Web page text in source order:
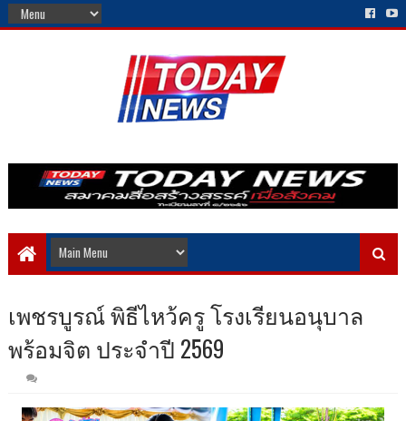
เพชรบูรณ์ พิธีไหว้ครู โรงเรียนอนุบาล
พร้อมจิต ประจำปี 2569